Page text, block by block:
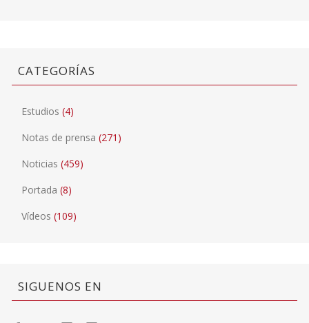
CATEGORÍAS
Estudios (4)
Notas de prensa (271)
Noticias (459)
Portada (8)
Vídeos (109)
SIGUENOS EN